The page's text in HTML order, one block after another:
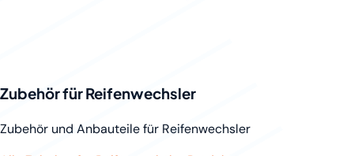
Zubehör für Reifenwechsler
Zubehör und Anbauteile für Reifenwechsler